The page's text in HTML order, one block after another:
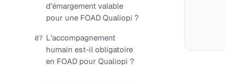
d’émargement valable
pour une FOAD Qualiopi ?
07 L’accompagnement
humain est-il obligatoire
en FOAD pour Qualiopi ?